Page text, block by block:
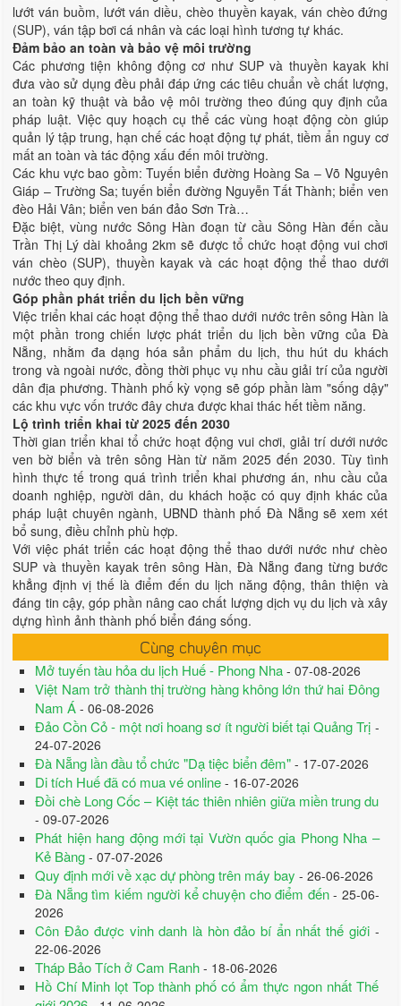
lướt ván buồm, lướt ván diều, chèo thuyền kayak, ván chèo đứng
(SUP), ván tập bơi cá nhân và các loại hình tương tự khác.
Đảm bảo an toàn và bảo vệ môi trường
Các phương tiện không động cơ như SUP và thuyền kayak khi
đưa vào sử dụng đều phải đáp ứng các tiêu chuẩn về chất lượng,
an toàn kỹ thuật và bảo vệ môi trường theo đúng quy định của
pháp luật. Việc quy hoạch cụ thể các vùng hoạt động còn giúp
quản lý tập trung, hạn chế các hoạt động tự phát, tiềm ẩn nguy cơ
mất an toàn và tác động xấu đến môi trường.
Các khu vực bao gồm: Tuyến biển đường Hoàng Sa – Võ Nguyên
Giáp – Trường Sa; tuyến biển đường Nguyễn Tất Thành; biển ven
đèo Hải Vân; biển ven bán đảo Sơn Trà…
Đặc biệt, vùng nước Sông Hàn đoạn từ cầu Sông Hàn đến cầu
Trần Thị Lý dài khoảng 2km sẽ được tổ chức hoạt động vui chơi
ván chèo (SUP), thuyền kayak và các hoạt động thể thao dưới
nước theo quy định.
Góp phần phát triển du lịch bền vững
Việc triển khai các hoạt động thể thao dưới nước trên sông Hàn là
một phần trong chiến lược phát triển du lịch bền vững của Đà
Nẵng, nhằm đa dạng hóa sản phẩm du lịch, thu hút du khách
trong và ngoài nước, đồng thời phục vụ nhu cầu giải trí của người
dân địa phương. Thành phố kỳ vọng sẽ góp phần làm "sống dậy"
các khu vực vốn trước đây chưa được khai thác hết tiềm năng.
Lộ trình triển khai từ 2025 đến 2030
Thời gian triển khai tổ chức hoạt động vui chơi, giải trí dưới nước
ven bờ biển và trên sông Hàn từ năm 2025 đến 2030. Tùy tình
hình thực tế trong quá trình triển khai phương án, nhu cầu của
doanh nghiệp, người dân, du khách hoặc có quy định khác của
pháp luật chuyên ngành, UBND thành phố Đà Nẵng sẽ xem xét
bổ sung, điều chỉnh phù hợp.
Với việc phát triển các hoạt động thể thao dưới nước như chèo
SUP và thuyền kayak trên sông Hàn, Đà Nẵng đang từng bước
khẳng định vị thế là điểm đến du lịch năng động, thân thiện và
đáng tin cậy, góp phần nâng cao chất lượng dịch vụ du lịch và xây
dựng hình ảnh thành phố biển đáng sống.
Cùng chuyên mục
Mở tuyến tàu hỏa du lịch Huế - Phong Nha - 07-08-2026
Việt Nam trở thành thị trường hàng không lớn thứ hai Đông
Nam Á - 06-08-2026
Đảo Cồn Cỏ - một nơi hoang sơ ít người biết tại Quảng Trị -
24-07-2026
Đà Nẵng lần đầu tổ chức "Dạ tiệc biển đêm" - 17-07-2026
Di tích Huế đã có mua vé online - 16-07-2026
Đồi chè Long Cốc – Kiệt tác thiên nhiên giữa miền trung du
- 09-07-2026
Phát hiện hang động mới tại Vườn quốc gia Phong Nha –
Kẻ Bàng - 07-07-2026
Quy định mới về xạc dự phòng trên máy bay - 26-06-2026
Đà Nẵng tìm kiếm người kể chuyện cho điểm đến- 25-06-
2026
Côn Đảo được vinh danh là hòn đảo bí ẩn nhất thế giới-
22-06-2026
Tháp Bảo Tích ở Cam Ranh - 18-06-2026
Hồ Chí Minh lọt Top thành phố có ẩm thực ngon nhất Thế